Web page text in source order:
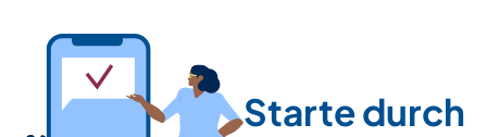
Starte durch